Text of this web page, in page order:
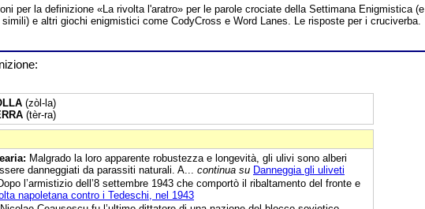
per la definizione «La rivolta l'aratro» per le parole crociate della Settimana Enigmistica (e
e altri giochi enigmistici come CodyCross e Word Lanes. Le risposte per i cruciverba.
(zòl-la)
(tèr-ra)
Malgrado la loro apparente robustezza e longevità, gli ulivi sono alberi
danneggiati da parassiti naturali. A... continua su Danneggia gli uliveti
l’armistizio dell’8 settembre 1943 che comportò il ribaltamento del fronte e
napoletana contro i Tedeschi, nel 1943